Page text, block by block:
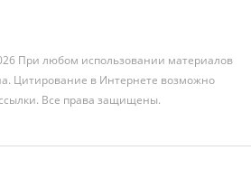
При любом использовании материалов
Цитирование в Интернете возможно
Все права защищены.